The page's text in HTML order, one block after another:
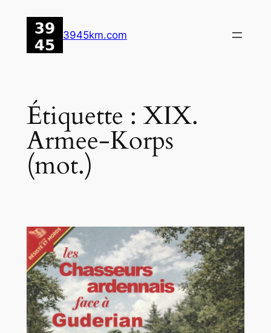
contenu
3945km.com
Étiquette : XIX.
Armee-Korps
(mot.)